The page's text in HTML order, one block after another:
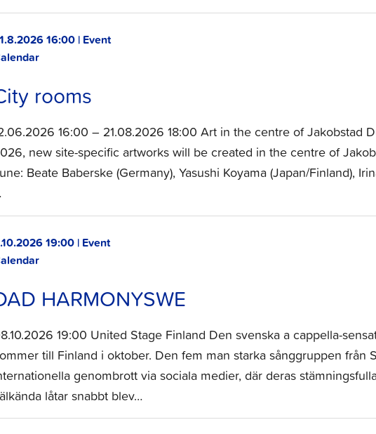
16:00 | Event
rooms
16:00 – 21.08.2026 18:00 Art in the centre of Jakobstad
new site-specific artworks will be created in the centre of
Beate Baberske (Germany), Yasushi Koyama (Japan/Finland),
19:00 | Event
HARMONYSWE
19:00 United Stage Finland Den svenska a cappella-
till Finland i oktober. Den fem man starka sånggruppen från
genombrott via sociala medier, där deras
låtar snabbt blev…